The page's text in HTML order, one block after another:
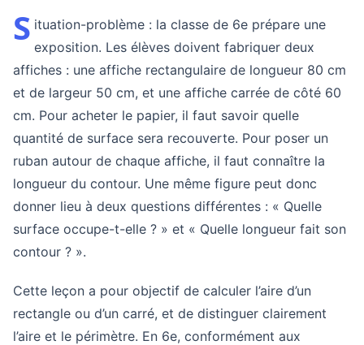
S ituation-problème : la classe de 6e prépare une
exposition. Les élèves doivent fabriquer deux
affiches : une affiche rectangulaire de longueur 80 cm
et de largeur 50 cm, et une affiche carrée de côté 60
cm. Pour acheter le papier, il faut savoir quelle
quantité de surface sera recouverte. Pour poser un
ruban autour de chaque affiche, il faut connaître la
longueur du contour. Une même figure peut donc
donner lieu à deux questions différentes : « Quelle
surface occupe-t-elle ? » et « Quelle longueur fait son
contour ? ».
Cette leçon a pour objectif de calculer l’aire d’un
rectangle ou d’un carré, et de distinguer clairement
l’aire et le périmètre. En 6e, conformément aux